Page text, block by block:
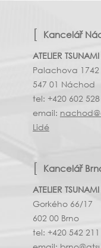
Kancelář
ATELIER
Palachova 1742
547 01 Náchod
tel: +420 602
email:
Lidé
Kancelář
ATELIER
Gorkého 66/17
602 00 Brno
tel: +420 542